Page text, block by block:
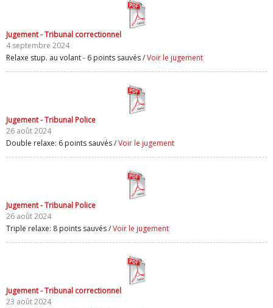
Jugement - Tribunal correctionnel
4 septembre 2024
Relaxe stup. au volant - 6 points sauvés /Voir le jugement
Jugement - Tribunal Police
26 août 2024
Double relaxe: 6 points sauvés /Voir le jugement
Jugement - Tribunal Police
26 août 2024
Triple relaxe: 8 points sauvés /Voir le jugement
Jugement - Tribunal correctionnel
23 août 2024